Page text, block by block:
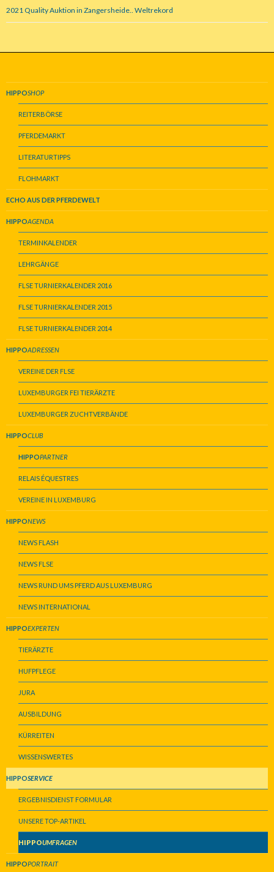
2021 Quality Auktion in Zangersheide.. Weltrekord
HIPPOSHOP
REITERBÖRSE
PFERDEMARKT
LITERATURTIPPS
FLOHMARKT
ECHO AUS DER PFERDEWELT
HIPPOAGENDA
TERMINKALENDER
LEHRGÄNGE
FLSE TURNIERKALENDER 2016
FLSE TURNIERKALENDER 2015
FLSE TURNIERKALENDER 2014
HIPPOADRESSEN
VEREINE DER FLSE
LUXEMBURGER FEI TIERÄRZTE
LUXEMBURGER ZUCHTVERBÄNDE
HIPPOCLUB
HIPPOPARTNER
RELAIS ÉQUESTRES
VEREINE IN LUXEMBURG
HIPPONEWS
NEWS FLASH
NEWS FLSE
NEWS RUND UMS PFERD AUS LUXEMBURG
NEWS INTERNATIONAL
HIPPOEXPERTEN
TIERÄRZTE
HUFPFLEGE
JURA
AUSBILDUNG
KÜRREITEN
WISSENSWERTES
HIPPOSERVICE
ERGEBNISDIENST FORMULAR
UNSERE TOP-ARTIKEL
HIPPOUMFRAGEN
HIPPOPORTRAIT